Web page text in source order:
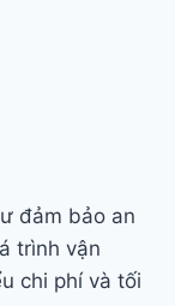
đảm bảo an
trình vận
chi phí và tối